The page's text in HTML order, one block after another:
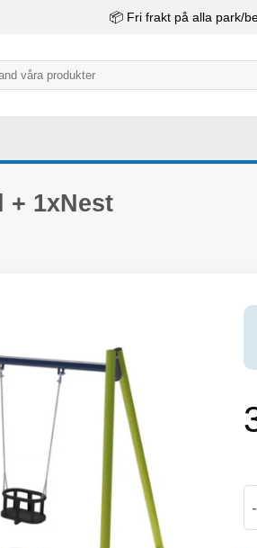
📦 Fri frakt på alla park/
+ 1xNest